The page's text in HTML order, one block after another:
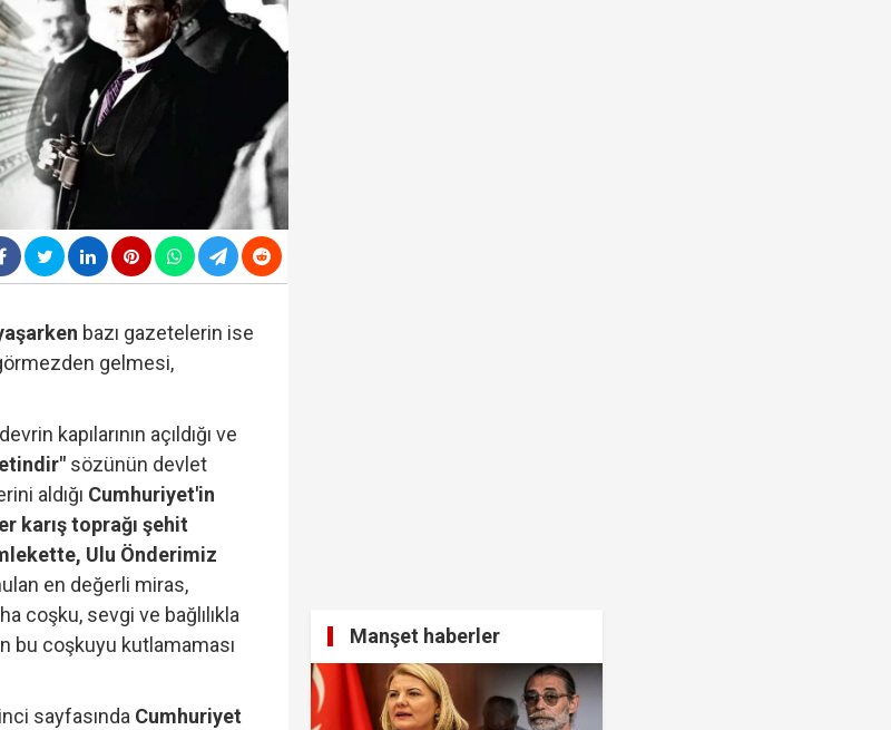
görüntüleri ortaya çıktı! ‘Oraya koy ben oradan alırım…'
Cem Küçük dışında 3 ünlü isme daha düzenli para göndermiş!
sert çıkış! 'HTS kaydım varsa idam edilmeye razıyım'
milletvekilleriyle tartıştı: "'Beni siz ihbar ettiniz' diyerek vekilleri kovdu..!"
bazı gazetelerin ise
görmezden gelmesi,
kapılarının açıldığı ve
sözünün devlet
aldığı Cumhuriyet'in
karış toprağı şehit
Ulu Önderimiz
en değerli miras,
coşku, sevgi ve bağlılıkla
bu coşkuyu kutlamaması
sayfasında Cumhuriyet
Manşet haberler